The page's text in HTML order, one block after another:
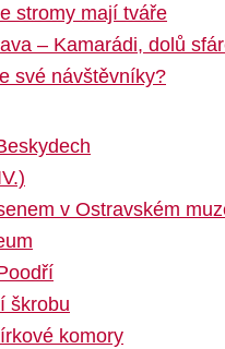
stromy mají tváře
– Kamarádi, dolů
své návštěvníky?
v Ostravském
škrobu
komory